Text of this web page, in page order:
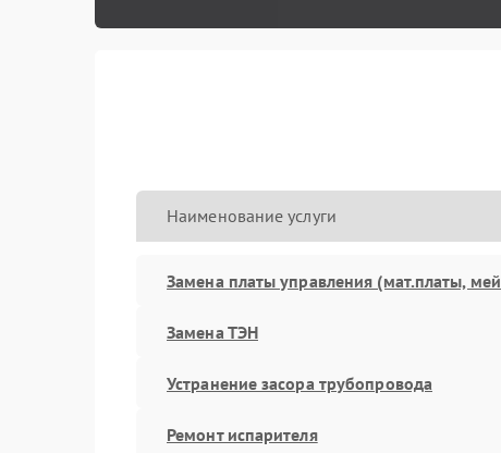
Наименование услуги
Замена платы управления (мат.платы,
Замена ТЭН
Устранение засора трубопровода
Ремонт испарителя